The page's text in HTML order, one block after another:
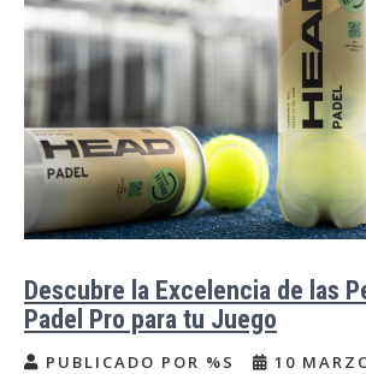
Descubre la Excelencia de las
Padel Pro para tu Juego
PUBLICADO POR %S 10